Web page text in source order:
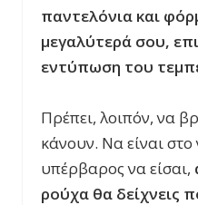
παντελόνια και
μεγαλύτερά σου,
εντύπωση του
Πρέπει, λοιπόν, να
κάνουν. Να είναι
υπέρβαρος να είσαι,
ρούχα θα δείχνεις